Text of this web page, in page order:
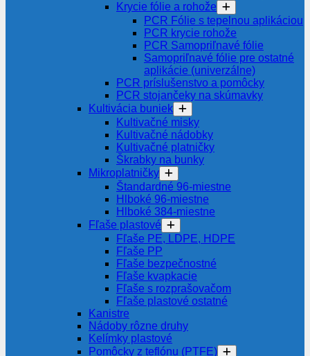
Krycie fólie a rohože
PCR Fólie s tepelnou aplikáciou
PCR krycie rohože
PCR Samopriľnavé fólie
Samopriľnavé fólie pre ostatné
aplikácie (univerzálne)
PCR príslušenstvo a pomôcky
PCR stojančeky na skúmavky
Kultivácia buniek
Kultivačné misky
Kultivačné nádobky
Kultivačné platničky
Škrabky na bunky
Mikroplatničky
Štandardné 96-miestne
Hlboké 96-miestne
Hlboké 384-miestne
Fľaše plastové
Fľaše PE, LDPE, HDPE
Fľaše PP
Fľaše bezpečnostné
Fľaše kvapkacie
Fľaše s rozprašovačom
Fľaše plastové ostatné
Kanistre
Nádoby rôzne druhy
Kelímky plastové
Pomôcky z teflónu (PTFE)